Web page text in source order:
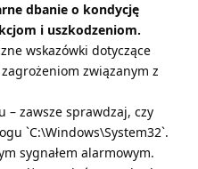
dbanie o kondycję
i uszkodzeniom.
wskazówki dotyczące
związanym z
– zawsze sprawdzaj, czy
`C:\Windows\System32`.
sygnałem alarmowym.